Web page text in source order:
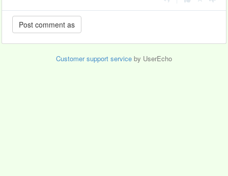
Customer support service by UserEcho